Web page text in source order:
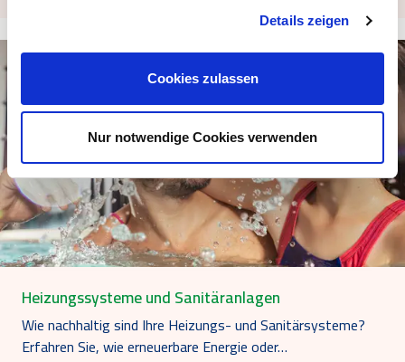
Details zeigen
Cookies zulassen
Nur notwendige Cookies verwenden
Heizungssysteme und Sanitäranlagen
Wie nachhaltig sind Ihre Heizungs- und Sanitärsysteme?
Erfahren Sie, wie erneuerbare Energie oder…